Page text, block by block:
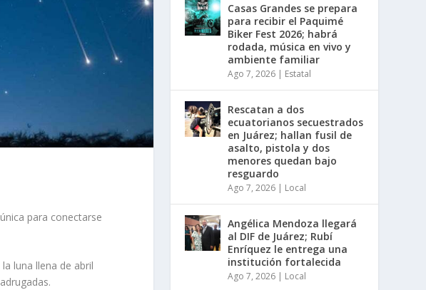
para conectarse
luna llena de abril
Casas Grandes se prepara
para recibir el Paquimé
Biker Fest 2026; habrá
rodada, música en vivo y
ambiente familiar
Ago 7, 2026 | Estatal
Rescatan a dos
ecuatorianos secuestrados
en Juárez; hallan fusil de
asalto, pistola y dos
menores quedan bajo
resguardo
Ago 7, 2026 | Local
Angélica Mendoza llegará
al DIF de Juárez; Rubí
Enríquez le entrega una
institución fortalecida
Ago 7, 2026 | Local